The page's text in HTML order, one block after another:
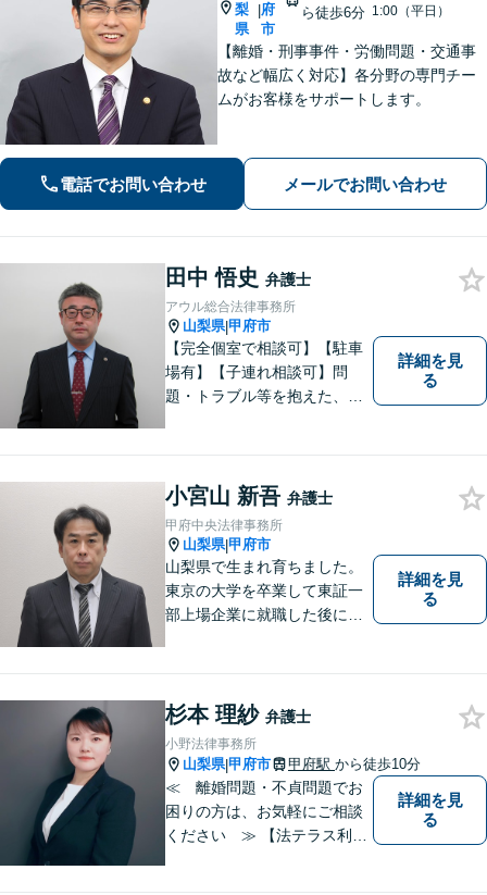
梨
県
|府
市
ら徒歩6分 1:00（平日）
【離婚・刑事事件・労働問題・交通事
故など幅広く対応】各分野の専門チー
ムがお客様をサポートします。
電話でお問い合わせ メールでお問い合わせ
田中 悟史 弁護士
アウル総合法律事務所
山梨県|甲府市
【完全個室で相談可】【駐車
場有】【子連れ相談可】問
題・トラブル等を抱えた、ま
分析し、解決に向けてどのよ
うな方法・手段を取ることが
良いのか等を助言させていた
だきます。
詳細を見
る
小宮山 新吾 弁護士
甲府中央法律事務所
山梨県|甲府市
山梨県で生まれ育ちました。
東京の大学を卒業して東証一
部上場企業に就職した後に司
に弁護士登録した後は、山梨
県内を中心に様々な案件を取
り扱ってきました。
詳細を見
る
杉本 理紗 弁護士
小野法律事務所
山梨県|甲府市 甲府駅 から徒歩10分
≪ 離婚問題・不貞問題でお
困りの方は、お気軽にご相談
ください ≫ 【法テラス利用
詳細を見
る